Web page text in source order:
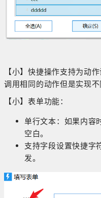
【小】快捷操作支持为动
调用相同的动作但是实现不
【小】表单功能：
单行文本：如果内容
空白。
支持字段设置快捷字
发。